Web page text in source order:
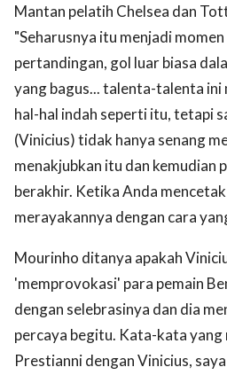
Mantan pelatih Chelsea dan
"Seharusnya itu menjadi
pertandingan, gol luar biasa
yang bagus... talenta-talenta ini
hal-hal indah seperti itu, tetapi
(Vinicius) tidak hanya senang
menakjubkan itu dan kemudian
berakhir. Ketika Anda
merayakannya dengan cara
Mourinho ditanya apakah
'memprovokasi' para pemain
dengan selebrasinya dan dia
percaya begitu. Kata-kata
Prestianni dengan Vinicius,